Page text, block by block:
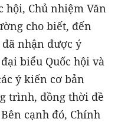
hội, Chủ nhiệm Văn
cho biết, đến
đã nhận được ý
biểu Quốc hội và
ý kiến cơ bản
trình, đồng thời đề
cạnh đó, Chính